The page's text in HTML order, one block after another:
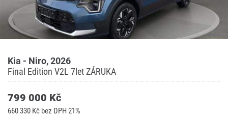
Kia - Niro, 2026
Final Edition V2L 7let ZÁRUKA
799 000 Kč
660 330 Kč bez DPH 21%